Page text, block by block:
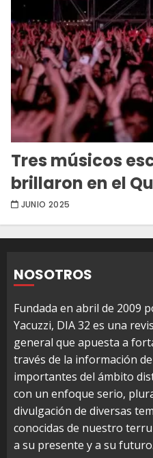
Tres músicos
brillaron en el
JUNIO 2025
NOSOTROS
Fundada en abril de 2009
Yacuzzi, DIA 32 es una
general que apuesta a
través de la información
importantes del ámbito
con un enfoque serio,
divulgación de diversas
conocidas de nuestro
a su presente y a su futuro.